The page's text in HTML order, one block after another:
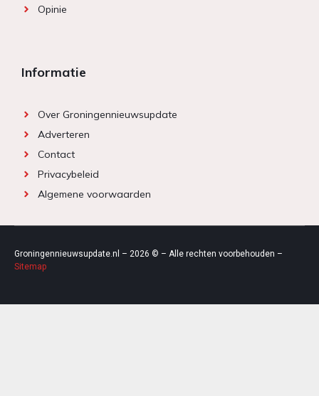
Opinie
Informatie
Over Groningennieuwsupdate
Adverteren
Contact
Privacybeleid
Algemene voorwaarden
Groningennieuwsupdate.nl – 2026 © – Alle rechten voorbehouden –
Sitemap